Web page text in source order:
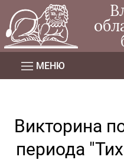
МЕНЮ
Викторина
периода